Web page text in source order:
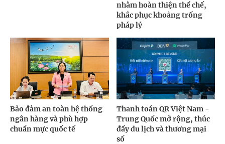
nhằm hoàn thiện thể chế,
khắc phục khoảng trống
pháp lý
Bảo đảm an toàn hệ thống
ngân hàng và phù hợp
chuẩn mực quốc tế
Thanh toán QR Việt Nam -
Trung Quốc mở rộng, thúc
đẩy du lịch và thương mại
số